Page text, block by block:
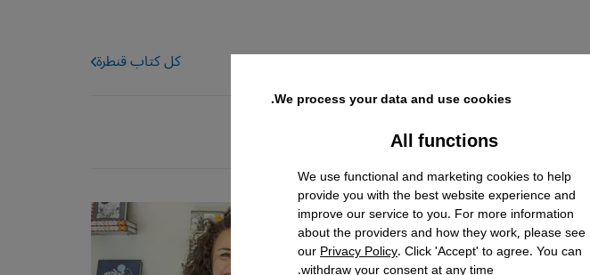
كل كتاب قنطرة
We process your data and use cookies.
All functions
We use functional and marketing cookies to help
provide you with the best website experience and
improve our service to you. For more information
about the providers and how they work, please see
ourPrivacy Policy. Click 'Accept' to agree. You can
Facebook Embed / Facebook Connect
Twitter Embed
Instagram Embed
Youtube Embed
Google Maps Embed